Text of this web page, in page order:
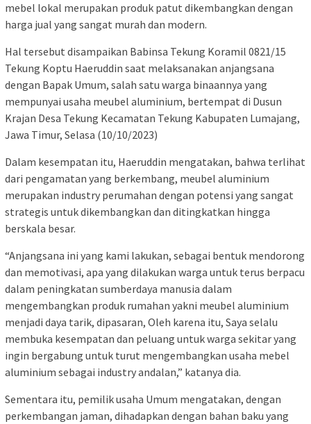
mebel lokal merupakan produk patut dikembangkan dengan
harga jual yang sangat murah dan modern.
Hal tersebut disampaikan Babinsa Tekung Koramil 0821/15
Tekung Koptu Haeruddin saat melaksanakan anjangsana
dengan Bapak Umum, salah satu warga binaannya yang
mempunyai usaha meubel aluminium, bertempat di Dusun
Krajan Desa Tekung Kecamatan Tekung Kabupaten Lumajang,
Jawa Timur, Selasa (10/10/2023)
Dalam kesempatan itu, Haeruddin mengatakan, bahwa terlihat
dari pengamatan yang berkembang, meubel aluminium
merupakan industry perumahan dengan potensi yang sangat
strategis untuk dikembangkan dan ditingkatkan hingga
berskala besar.
“Anjangsana ini yang kami lakukan, sebagai bentuk mendorong
dan memotivasi, apa yang dilakukan warga untuk terus berpacu
dalam peningkatan sumberdaya manusia dalam
mengembangkan produk rumahan yakni meubel aluminium
menjadi daya tarik, dipasaran, Oleh karena itu, Saya selalu
membuka kesempatan dan peluang untuk warga sekitar yang
ingin bergabung untuk turut mengembangkan usaha mebel
aluminium sebagai industry andalan,” katanya dia.
Sementara itu, pemilik usaha Umum mengatakan, dengan
perkembangan jaman, dihadapkan dengan bahan baku yang